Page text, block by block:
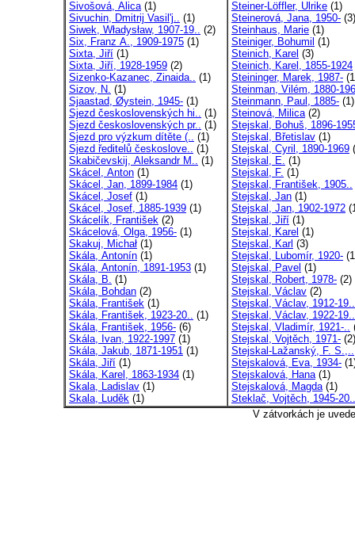
Sivošová, Alica(1)
Sivuchin, Dmitrij Vasil'j.. (1)
Siwek, Władysław, 1907-19.. (2)
Six, Franz A., 1909-1975 (1)
Sixta, Jiří (1)
Sixta, Jiří, 1928-1959 (2)
Sizenko-Kazanec, Zinaida.. (1)
Sizov, N. (1)
Sjaastad, Øystein, 1945- (1)
Sjezd československých hi.. (1)
Sjezd československých pr.. (1)
Sjezd pro výzkum dítěte (.. (1)
Sjezd ředitelů českoslove.. (1)
Skabičevskij, Aleksandr M.. (1)
Skácel, Anton (1)
Skácel, Jan, 1899-1984 (1)
Skácel, Josef (1)
Skácel, Josef, 1885-1939 (1)
Skácelík, František (2)
Skácelová, Olga, 1956- (1)
Skakuj, Michał (1)
Skála, Antonín (1)
Skála, Antonín, 1891-1953 (1)
Skála, B. (1)
Skála, Bohdan (2)
Skála, František (1)
Skála, František, 1923-20.. (1)
Skála, František, 1956- (6)
Skála, Ivan, 1922-1997 (1)
Skála, Jakub, 1871-1951 (1)
Skála, Jiří (1)
Skála, Karel, 1863-1934 (1)
Skala, Ladislav (1)
Skala, Luděk (1)
Steiner-Löffler, Ulrike (1)
Steinerová, Jana, 1950- (3)
Steinhaus, Marie (1)
Steiniger, Bohumil (1)
Steinich, Karel (3)
Steinich, Karel, 1855-1924
Steininger, Marek, 1987-
Steinman, Vilém, 1880-
Steinmann, Paul, 1885- (1)
Steinová, Milica(2)
Stejskal, Bohuš, 1896-
Stejskal, Břetislav (1)
Stejskal, Cyril, 1890-1969
Stejskal, E. (1)
Stejskal, F. (1)
Stejskal, František, 1905..
Stejskal, Jan (1)
Stejskal, Jan, 1902-1972
Stejskal, Jiří (1)
Stejskal, Karel (1)
Stejskal, Karl (3)
Stejskal, Lubomír, 1920-
Stejskal, Pavel (1)
Stejskal, Robert, 1978- (2)
Stejskal, Václav (2)
Stejskal, Václav, 1912-19..
Stejskal, Václav, 1922-19..
Stejskal, Vladimír, 1921-..
Stejskal, Vojtěch, 1971- (2)
Stejskal-Lažanský, F. S.,..
Stejskalová, Eva, 1934-
Stejskalová, Hana(1)
Stejskalová, Magda(1)
Steklač, Vojtěch, 1945-20..
V zátvorkách je